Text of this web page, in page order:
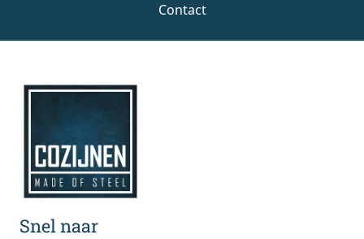
Contact
Snel naar